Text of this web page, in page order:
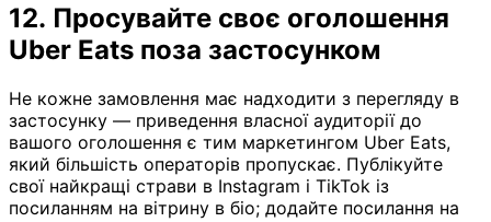
12. Просувайте своє оголошення
Uber Eats поза застосунком
Не кожне замовлення має надходити з перегляду в
застосунку — приведення власної аудиторії до
вашого оголошення є тим маркетингом Uber Eats,
який більшість операторів пропускає. Публікуйте
свої найкращі страви в Instagram і TikTok із
посиланням на вітрину в біо; додайте посилання на